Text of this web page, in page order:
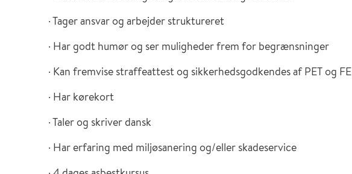
· Tager ansvar og arbejder struktureret
· Har godt humør og ser muligheder frem for begrænsninger
· Kan fremvise straffeattest og sikkerhedsgodkendes af PET og FE
· Har kørekort
· Taler og skriver dansk
· Har erfaring med miljøsanering og/eller skadeservice